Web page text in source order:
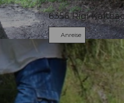
6356Rigi
Anreise